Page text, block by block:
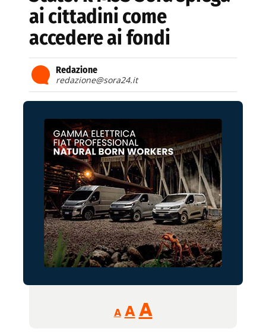
ai cittadini come
accedere ai fondi
Redazione
redazione@sora24.it
A
Reducir
tamaño
A Restablecer
AAumentar